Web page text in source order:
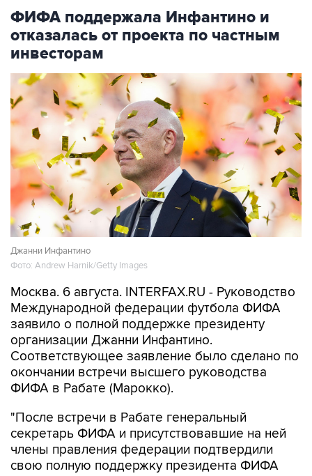
ФИФА поддержала Инфантино и
отказалась от проекта по частным
инвесторам
Джанни Инфантино
Фото: Andrew Harnik/Getty Images
Москва. 6 августа. INTERFAX.RU - Руководство
Международной федерации футбола ФИФА
заявило о полной поддержке президенту
организации Джанни Инфантино.
Соответствующее заявление было сделано по
окончании встречи высшего руководства
ФИФА в Рабате (Марокко).
"После встречи в Рабате генеральный
секретарь ФИФА и присутствовавшие на ней
члены правления федерации подтвердили
свою полную поддержку президента ФИФА